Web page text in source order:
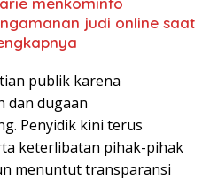
judi online saat
publik karena
dan dugaan
Penyidik kini terus
keterlibatan pihak-pihak
menuntut transparansi